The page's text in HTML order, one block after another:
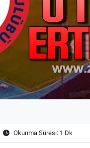
Okunma Süresi: 1 Dk